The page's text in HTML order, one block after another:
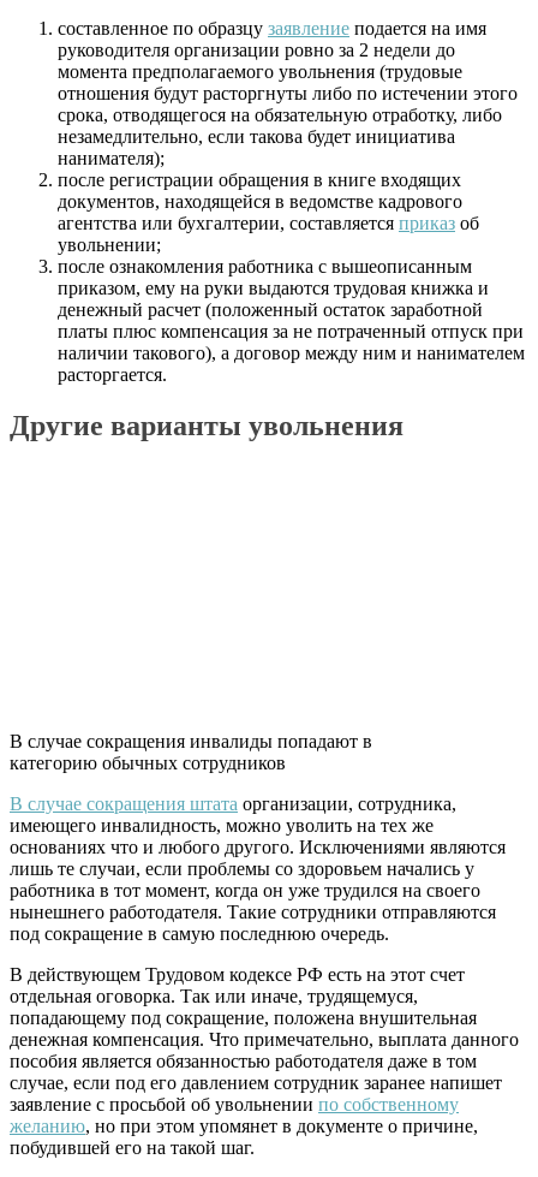
составленное по образцу заявление подается на имя
руководителя организации ровно за 2 недели до
момента предполагаемого увольнения (трудовые
отношения будут расторгнуты либо по истечении этого
срока, отводящегося на обязательную отработку, либо
незамедлительно, если такова будет инициатива
нанимателя);
после регистрации обращения в книге входящих
документов, находящейся в ведомстве кадрового
агентства или бухгалтерии, составляется приказ об
увольнении;
после ознакомления работника с вышеописанным
приказом, ему на руки выдаются трудовая книжка и
денежный расчет (положенный остаток заработной
платы плюс компенсация за не потраченный отпуск при
наличии такового), а договор между ним и нанимателем
расторгается.
Другие варианты увольнения
В случае сокращения инвалиды попадают в
категорию обычных сотрудников
В случае сокращения штата организации, сотрудника,
имеющего инвалидность, можно уволить на тех же
основаниях что и любого другого. Исключениями являются
лишь те случаи, если проблемы со здоровьем начались у
работника в тот момент, когда он уже трудился на своего
нынешнего работодателя. Такие сотрудники отправляются
под сокращение в самую последнюю очередь.
В действующем Трудовом кодексе РФ есть на этот счет
отдельная оговорка. Так или иначе, трудящемуся,
попадающему под сокращение, положена внушительная
денежная компенсация. Что примечательно, выплата данного
пособия является обязанностью работодателя даже в том
случае, если под его давлением сотрудник заранее напишет
заявление с просьбой об увольнении по собственному
желанию, но при этом упомянет в документе о причине,
побудившей его на такой шаг.